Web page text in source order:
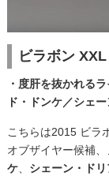
ビラボン
・度肝を抜かれる
ド・ドンケ／シェ
こちらは2015 ビラ
オブザイヤー候補、
ケ、 シェーン・ド